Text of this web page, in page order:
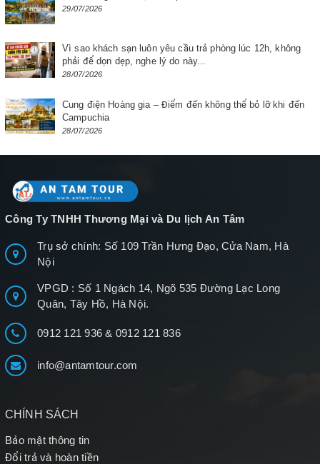
29/07/2026
Vì sao khách sạn luôn yêu cầu trả phòng lúc 12h, không
phải để dọn dẹp, nghe lý do này...
28/07/2026
Cung điện Hoàng gia – Điểm đến không thể bỏ lỡ khi đến
Campuchia
28/07/2026
Công Ty TNHH Thương Mại và Du lịch An Tâm
Trụ sở chính: Số 109 Trần Hưng Đạo, Cửa Nam, Hà
Nội
VPGD : Số 1 Ngách 14, Ngõ 535 Đường Lạc Long
Quân, Tây Hồ, Hà Nội.
0912 121 936& 0912 121 836
info@antamtour.com
CHÍNH SÁCH
Bảo mật thông tin
Đổi trả và hoàn tiền